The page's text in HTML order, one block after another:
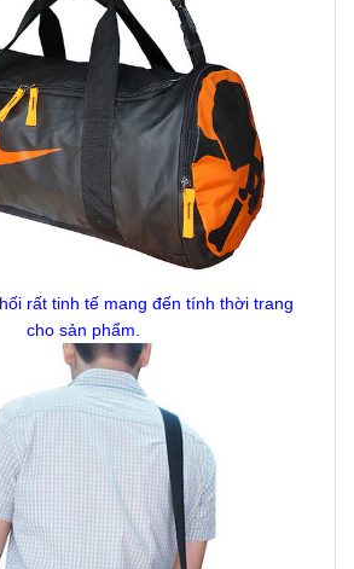
rất tinh tế mang đến tính thời trang
cho sản phẩm.